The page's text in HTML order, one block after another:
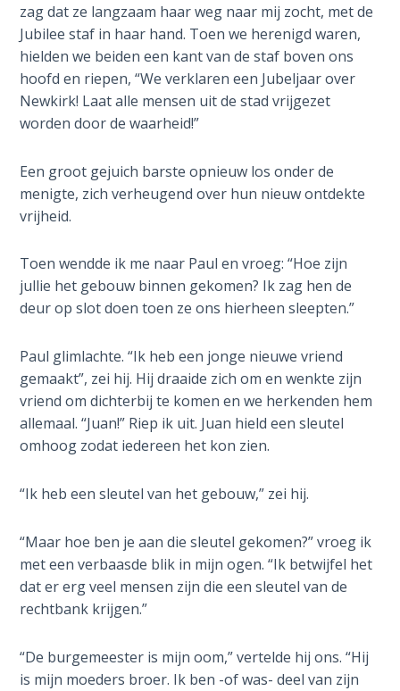
The
Epistle of
Jude:
Against
Gnosticism
- Book 1
The
- Book 2
The
- Book 3
The
Revelation
- Book 4
The
The
Revelation
- Book 6
The
Revelation
zag dat ze langzaam haar weg naar mij zocht, met de
Jubilee staf in haar hand. Toen we herenigd waren,
hielden we beiden een kant van de staf boven ons
hoofd en riepen, “We verklaren een Jubeljaar over
Newkirk! Laat alle mensen uit de stad vrijgezet
worden door de waarheid!”
Een groot gejuich barste opnieuw los onder de
menigte, zich verheugend over hun nieuw ontdekte
vrijheid.
Toen wendde ik me naar Paul en vroeg: “Hoe zijn
jullie het gebouw binnen gekomen? Ik zag hen de
deur op slot doen toen ze ons hierheen sleepten.”
Paul glimlachte. “Ik heb een jonge nieuwe vriend
gemaakt”, zei hij. Hij draaide zich om en wenkte zijn
vriend om dichterbij te komen en we herkenden hem
allemaal. “Juan!” Riep ik uit. Juan hield een sleutel
omhoog zodat iedereen het kon zien.
“Ik heb een sleutel van het gebouw,” zei hij.
“Maar hoe ben je aan die sleutel gekomen?” vroeg ik
met een verbaasde blik in mijn ogen. “Ik betwijfel het
dat er erg veel mensen zijn die een sleutel van de
rechtbank krijgen.”
“De burgemeester is mijn oom,” vertelde hij ons. “Hij
is mijn moeders broer. Ik ben -of was- deel van zijn